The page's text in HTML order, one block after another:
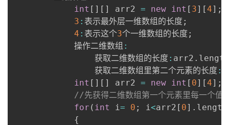
int [ ] [ ] arr2 = new int [ 3] [4] ;
3 : 表示最外层一维数组的长度;
4 : 表示这个3个一维数组的长度;
      		操作二维数组
:
      			获取二维数组的长度
: arr2 . length
      			获取二维数组里第二个元素的长度
:
int [ ] [ ] arr2 = new int [ 0] [4] ;
//先获得二维数组第一个元素里每一个值
for ( int i= 0 ; i<arr2 [ 0] . length
{